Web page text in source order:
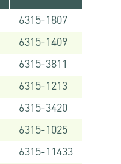
6315-1807
6315-1409
6315-3811
6315-1213
6315-3420
6315-1025
6315-11433